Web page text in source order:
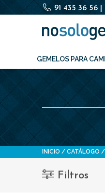
91 435 36 56
GEMELOS PARA
INICIO CATÁLOGO
Filtros